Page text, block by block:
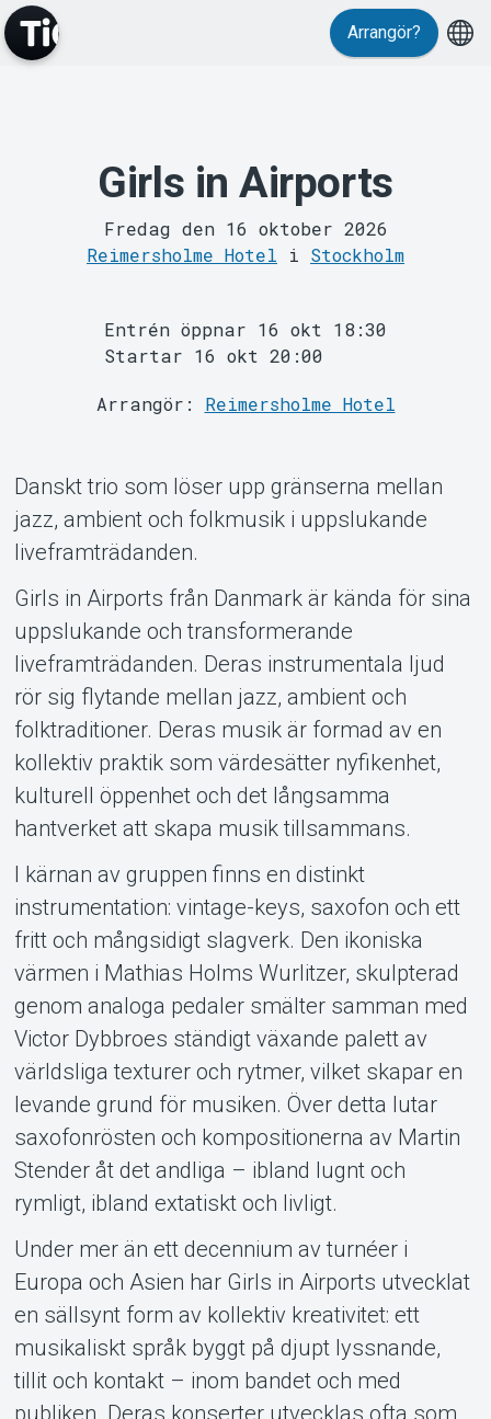
Evenemang
MyTickster
Support
Om Tickster
Arrangör?
Girls in Airports
Fredag den 16 oktober 2026
Reimersholme Hotel i Stockholm
Entrén öppnar 16 okt 18:30
Startar 16 okt 20:00
Arrangör: Reimersholme Hotel
Danskt trio som löser upp gränserna mellan
jazz, ambient och folkmusik i uppslukande
liveframträdanden.
Girls in Airports från Danmark är kända för sina
uppslukande och transformerande
liveframträdanden. Deras instrumentala ljud
rör sig flytande mellan jazz, ambient och
folktraditioner. Deras musik är formad av en
kollektiv praktik som värdesätter nyfikenhet,
kulturell öppenhet och det långsamma
hantverket att skapa musik tillsammans.
I kärnan av gruppen finns en distinkt
instrumentation: vintage-keys, saxofon och ett
fritt och mångsidigt slagverk. Den ikoniska
värmen i Mathias Holms Wurlitzer, skulpterad
genom analoga pedaler smälter samman med
Victor Dybbroes ständigt växande palett av
världsliga texturer och rytmer, vilket skapar en
levande grund för musiken. Över detta lutar
saxofonrösten och kompositionerna av Martin
Stender åt det andliga – ibland lugnt och
rymligt, ibland extatiskt och livligt.
Under mer än ett decennium av turnéer i
Europa och Asien har Girls in Airports utvecklat
en sällsynt form av kollektiv kreativitet: ett
musikaliskt språk byggt på djupt lyssnande,
tillit och kontakt – inom bandet och med
publiken. Deras konserter utvecklas ofta som